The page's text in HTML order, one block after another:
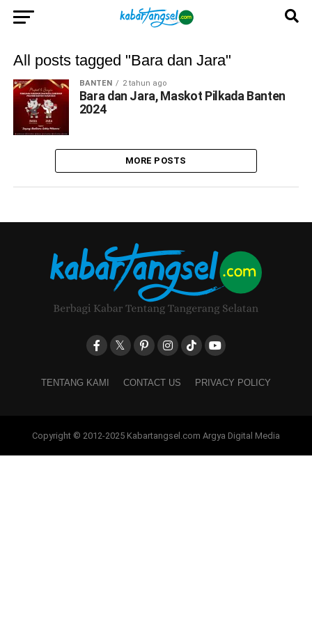
All posts tagged "Bara dan Jara"
BANTEN 2 tahun ago
Bara dan Jara, Maskot Pilkada Banten
2024
MORE POSTS
TENTANG KAMI CONTACT US PRIVACY POLICY
Copyright © 2012-2025 Kabartangsel.com Argya Digital Media